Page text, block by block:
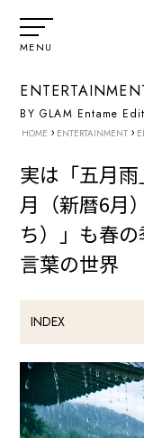
MENU
BY GLAM Entame
HOME › ENTERTAINMENT ›
実は「五月
月（新暦6月
ち）」も春
言葉の世界
INDEX